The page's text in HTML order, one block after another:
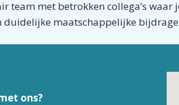
team met betrokken collega’s waar
duidelijke maatschappelijke
ons?